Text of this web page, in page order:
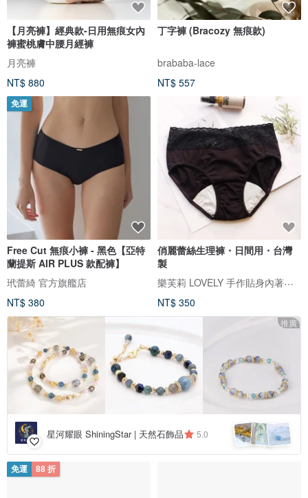
【月亮褲】經典款-日用無痕女內
褲蜜桃膚中腰月經褲
月亮褲
NT$ 880
丁字褲 (Bracozy 無痕款)
brababa-lace
NT$ 557
免運
Free Cut 無痕小褲 - 黑色【亞特
蘭提斯 AIR PLUS 款配褲】
玳蕾綺 官方旗艦店
NT$ 380
俏麗蕾絲生理褲・日間用・台灣
製
樂芙莉 LOVELY 手作貼身內著・生活事品
NT$ 350
推廣
星河耀眼 ShiningStar | 天然石飾品 5.0
免運 88 折